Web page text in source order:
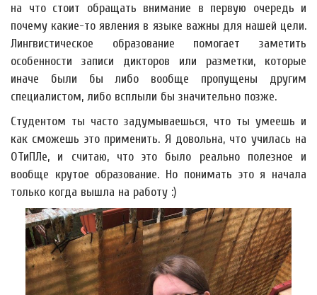
на что стоит обращать внимание в первую очередь и
почему какие-то явления в языке важны для нашей цели.
Лингвистическое образование помогает заметить
особенности записи дикторов или разметки, которые
иначе были бы либо вообще пропущены другим
специалистом, либо всплыли бы значительно позже.
Студентом ты часто задумываешься, что ты умеешь и
как сможешь это применить. Я довольна, что училась на
ОТиПЛе, и считаю, что это было реально полезное и
вообще крутое образование. Но понимать это я начала
только когда вышла на работу :)